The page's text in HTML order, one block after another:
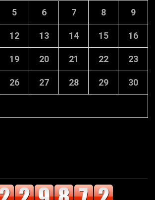
5 6 7 8 9
12 13 14 15 16
19 20 21 22 23
26 27 28 29 30